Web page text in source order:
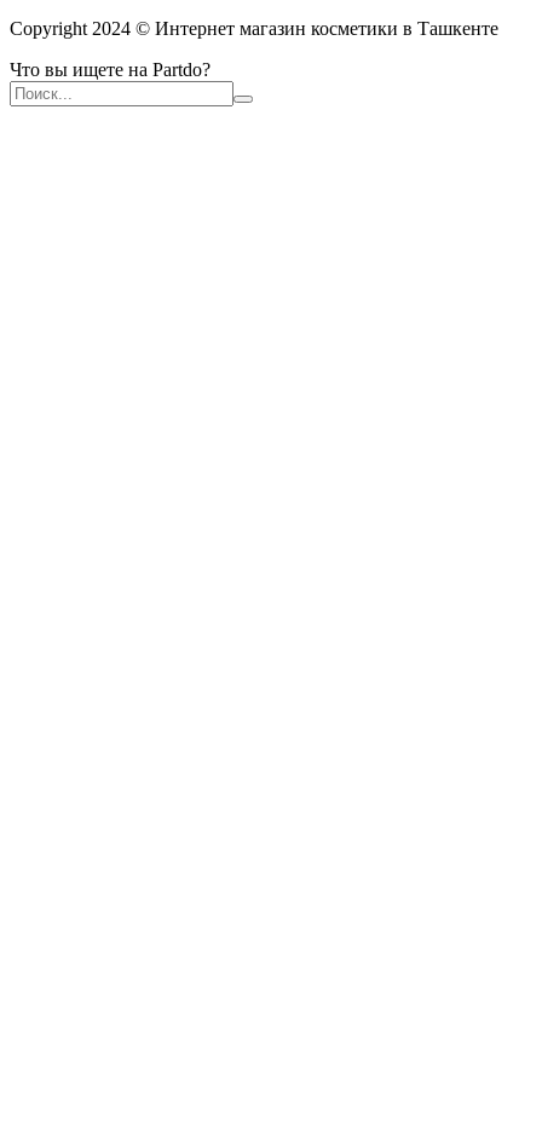
Copyright 2024 © Интернет магазин косметики в Ташкенте
Что вы ищете на Partdo?